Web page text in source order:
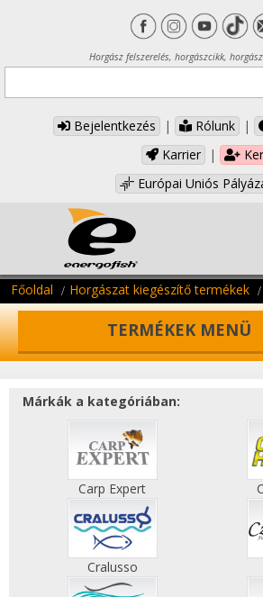
Horgász felszerelés, horgászcikk,
Bejelentkezés | Rólunk |
Karrier
|
Európai Uniós
Főoldal Horgászat kiegészítő termékek
TERMÉKEK MENÜ
Márkák a kategóriában:
Carp Expert
Cralusso